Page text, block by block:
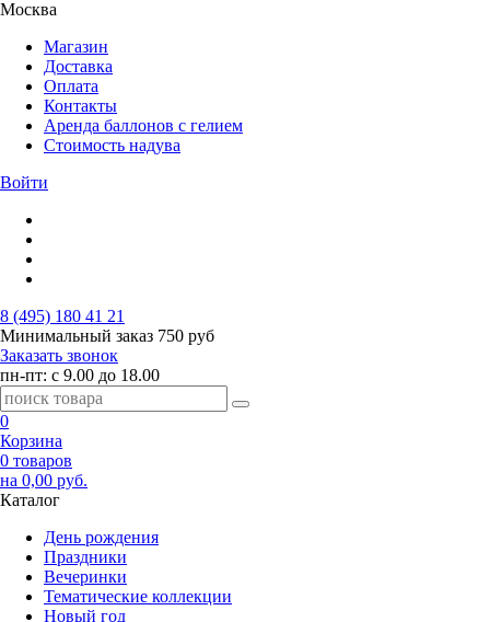
Москва
Магазин
Доставка
Оплата
Контакты
Аренда баллонов с гелием
Стоимость надува
Войти
8 (495) 180 41 21
Минимальный заказ 750 руб
Заказать звонок
пн-пт: с 9.00 до 18.00
0
Корзина
0 товаров
на 0,00 руб.
Каталог
День рождения
Праздники
Вечеринки
Тематические коллекции
Новый год